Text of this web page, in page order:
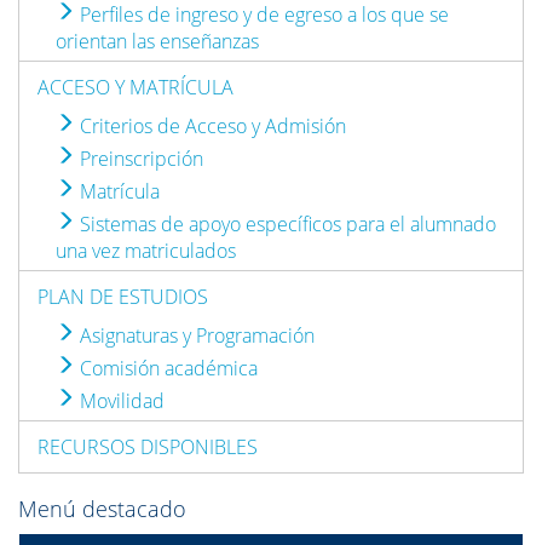
Perfiles de ingreso y de egreso a los que se
orientan las enseñanzas
ACCESO Y MATRÍCULA
Criterios de Acceso y Admisión
Preinscripción
Matrícula
Sistemas de apoyo específicos para el alumnado
una vez matriculados
PLAN DE ESTUDIOS
Asignaturas y Programación
Comisión académica
Movilidad
RECURSOS DISPONIBLES
Menú destacado